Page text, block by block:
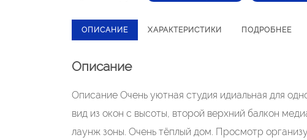
ОПИСАНИЕ ХАРАКТЕРИСТИКИ ПОДРОБНЕЕ
Описание
Описание Очень уютная студия идиальная для
вид из окон с высоты, второй верхний балкон
лаунж зоны. Очень тёплый дом. Просмотр